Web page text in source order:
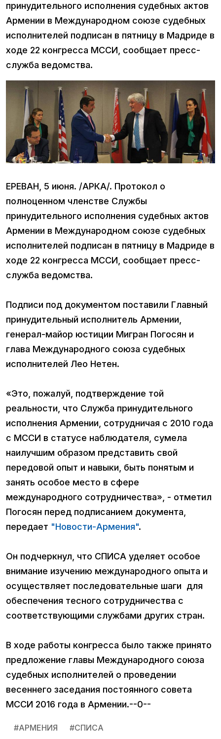
принудительного исполнения судебных актов
Армении в Международном союзе судебных
исполнителей подписан в пятницу в Мадриде в
ходе 22 конгресса МССИ, сообщает пресс-
служба ведомства.
ЕРЕВАН, 5 июня. /АРКА/. Протокол о
полноценном членстве Службы
принудительного исполнения судебных актов
Армении в Международном союзе судебных
исполнителей подписан в пятницу в Мадриде в
ходе 22 конгресса МССИ, сообщает пресс-
служба ведомства.
Подписи под документом поставили Главный
принудительный исполнитель Армении,
генерал-майор юстиции Мигран Погосян и
глава Международного союза судебных
исполнителей Лео Нетен.
«Это, пожалуй, подтверждение той
реальности, что Служба принудительного
исполнения Армении, сотрудничая с 2010 года
с МССИ в статусе наблюдателя, сумела
наилучшим образом представить свой
передовой опыт и навыки, быть понятым и
занять особое место в сфере
международного сотрудничества», - отметил
Погосян перед подписанием документа,
передает "Новости-Армения".
Он подчеркнул, что СПИСА уделяет особое
внимание изучению международного опыта и
осуществляет последовательные шаги для
обеспечения тесного сотрудничества с
соответствующими службами других стран.
В ходе работы конгресса было также принято
предложение главы Международного союза
судебных исполнителей о проведении
весеннего заседания постоянного совета
МССИ 2016 года в Армении.--0--
#АРМЕНИЯ #СПИСА